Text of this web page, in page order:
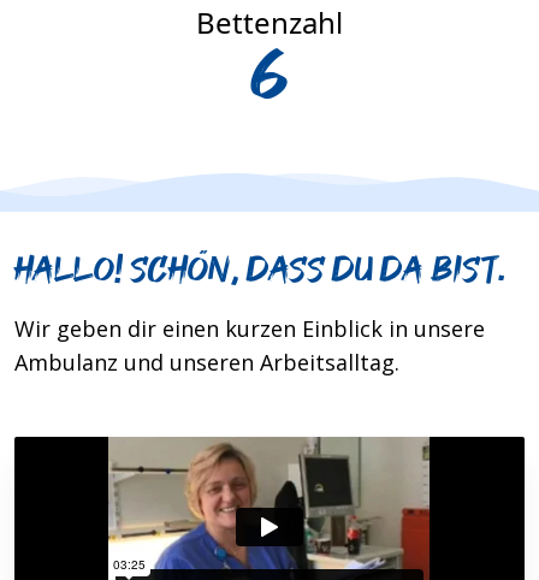
Bettenzahl
6
Hallo! Schön, dass du da bist.
Wir geben dir einen kurzen Ein­blick in unsere
Am­bu­lanz und un­seren Arbeits­alltag.